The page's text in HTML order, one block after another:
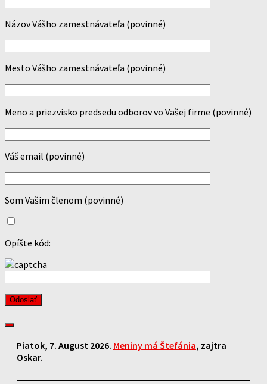
Názov Vášho zamestnávateľa (povinné)
Mesto Vášho zamestnávateľa (povinné)
Meno a priezvisko predsedu odborov vo Vašej firme (povinné)
Váš email (povinné)
Som Vašim členom (povinné)
Opíšte kód:
Piatok, 7. August 2026. Meniny má Štefánia, zajtra
Oskar.